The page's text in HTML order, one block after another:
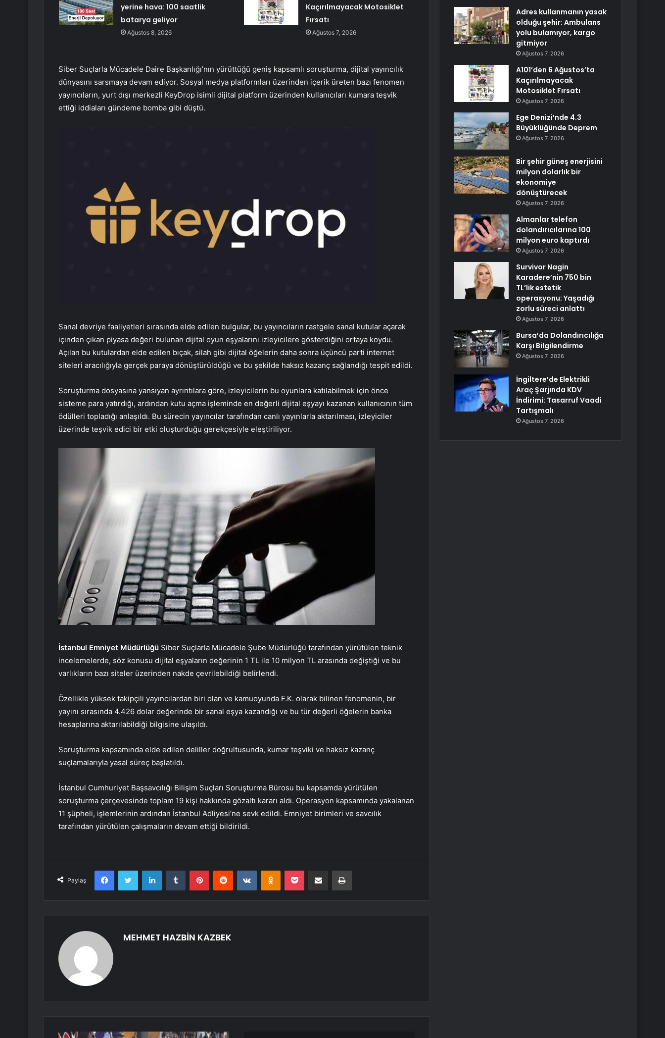
yerine hava: 100 saatlik
batarya geliyor
Ağustos 8, 2026
Kaçırılmayacak Motosiklet
Fırsatı
Ağustos 7, 2026
Siber Suçlarla Mücadele Daire Başkanlığı’nın yürüttüğü geniş kapsamlı soruşturma, dijital yayıncılık
dünyasını sarsmaya devam ediyor. Sosyal medya platformları üzerinden içerik üreten bazı fenomen
yayıncıların, yurt dışı merkezli KeyDrop isimli dijital platform üzerinden kullanıcıları kumara teşvik
ettiği iddiaları gündeme bomba gibi düştü.
Sanal devriye faaliyetleri sırasında elde edilen bulgular, bu yayıncıların rastgele sanal kutular açarak
içinden çıkan piyasa değeri bulunan dijital oyun eşyalarını izleyicilere gösterdiğini ortaya koydu.
Açılan bu kutulardan elde edilen bıçak, silah gibi dijital öğelerin daha sonra üçüncü parti internet
siteleri aracılığıyla gerçek paraya dönüştürüldüğü ve bu şekilde haksız kazanç sağlandığı tespit edildi.
Soruşturma dosyasına yansıyan ayrıntılara göre, izleyicilerin bu oyunlara katılabilmek için önce
sisteme para yatırdığı, ardından kutu açma işleminde en değerli dijital eşyayı kazanan kullanıcının tüm
ödülleri topladığı anlaşıldı. Bu sürecin yayıncılar tarafından canlı yayınlarla aktarılması, izleyiciler
üzerinde teşvik edici bir etki oluşturduğu gerekçesiyle eleştiriliyor.
İstanbul Emniyet Müdürlüğü Siber Suçlarla Mücadele Şube Müdürlüğü tarafından yürütülen teknik
incelemelerde, söz konusu dijital eşyaların değerinin 1 TL ile 10 milyon TL arasında değiştiği ve bu
varlıkların bazı siteler üzerinden nakde çevrilebildiği belirlendi.
Özellikle yüksek takipçili yayıncılardan biri olan ve kamuoyunda F.K. olarak bilinen fenomenin, bir
yayını sırasında 4.426 dolar değerinde bir sanal eşya kazandığı ve bu tür değerli öğelerin banka
hesaplarına aktarılabildiği bilgisine ulaşıldı.
Soruşturma kapsamında elde edilen deliller doğrultusunda, kumar teşviki ve haksız kazanç
suçlamalarıyla yasal süreç başlatıldı.
İstanbul Cumhuriyet Başsavcılığı Bilişim Suçları Soruşturma Bürosu bu kapsamda yürütülen
soruşturma çerçevesinde toplam 19 kişi hakkında gözaltı kararı aldı. Operasyon kapsamında yakalanan
11 şüpheli, işlemlerinin ardından İstanbul Adliyesi’ne sevk edildi. Emniyet birimleri ve savcılık
tarafından yürütülen çalışmaların devam ettiği bildirildi.
Paylaş
FacebookTwitter LinkedInTumblr PinterestReddit VKontakteOdnoklassniki
Pocket E-Posta ile paylaş Yazdır
MEHMET HAZBİN KAZBEK
Adres kullanmanın yasak
olduğu şehir: Ambulans
yolu bulamıyor, kargo
gitmiyor
Ağustos 7, 2026
A101’den 6 Ağustos’ta
Kaçırılmayacak
Motosiklet Fırsatı
Ağustos 7, 2026
Ege Denizi’nde 4.3
Büyüklüğünde Deprem
Ağustos 7, 2026
Bir şehir güneş enerjisini
milyon dolarlık bir
ekonomiye
dönüştürecek
Ağustos 7, 2026
Almanlar telefon
dolandırıcılarına 100
milyon euro kaptırdı
Ağustos 7, 2026
Survivor Nagin
Karadere’nin 750 bin
TL’lik estetik
operasyonu: Yaşadığı
zorlu süreci anlattı
Ağustos 7, 2026
Bursa’da Dolandırıcılığa
Karşı Bilgilendirme
Ağustos 7, 2026
İngiltere’de Elektrikli
Araç Şarjında KDV
İndirimi: Tasarruf Vaadi
Tartışmalı
Ağustos 7, 2026